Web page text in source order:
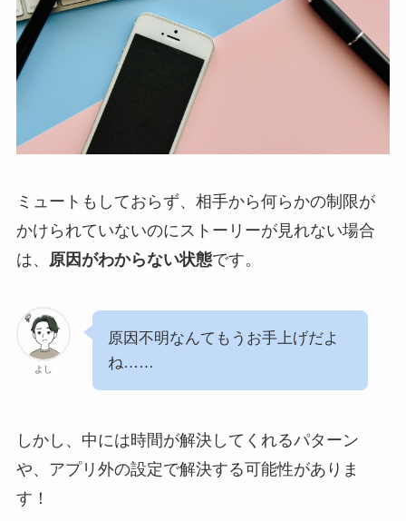
ミュートもしておらず、相手から何らかの制限が
かけられていないのにストーリーが見れない場合
は、
原因がわからない状態です。
よし
原因不明なんてもうお手上げだよ
ね……
しかし、中には時間が解決してくれるパターン
や、アプリ外の設定で解決する可能性がありま
す！